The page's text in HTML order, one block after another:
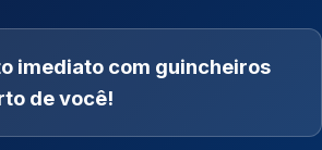
imediato com guincheiros
de você!